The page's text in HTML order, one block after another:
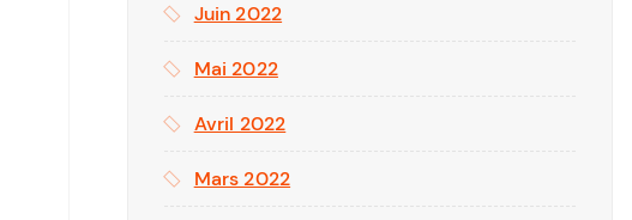
Juin 2022
Mai 2022
Avril 2022
Mars 2022